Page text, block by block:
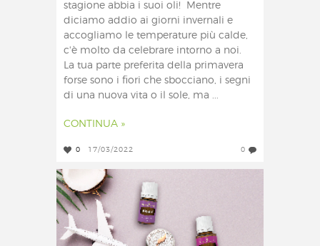
stagione abbia i suoi oli! Mentre
diciamo addio ai giorni invernali e
accogliamo le temperature più calde,
c'è molto da celebrare intorno a noi.
La tua parte preferita della primavera
forse sono i fiori che sbocciano, i segni
di una nuova vita o il sole, ma ...
CONTINUA »
0 17/03/2022 0